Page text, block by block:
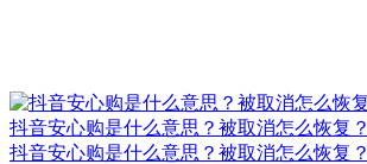
抖音安心购是什么意思？被取消怎么恢复？
抖音安心购是什么意思？被取消怎么恢复？